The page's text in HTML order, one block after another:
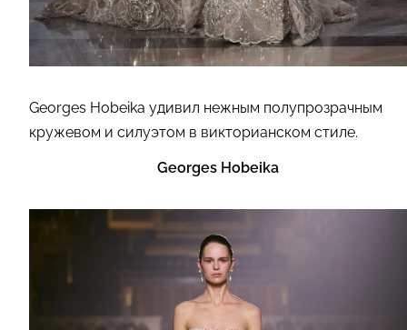
Georges Hobeika удивил нежным полупрозрачным
кружевом и силуэтом в викторианском стиле.
Georges Hobeika